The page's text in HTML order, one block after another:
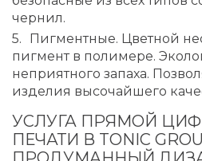
чернил.
Пигментные. Цветной
пигмент в полимере.
неприятного запаха.
изделия высочайшего
УСЛУГА ПРЯМОЙ
ПЕЧАТИ В TONIC